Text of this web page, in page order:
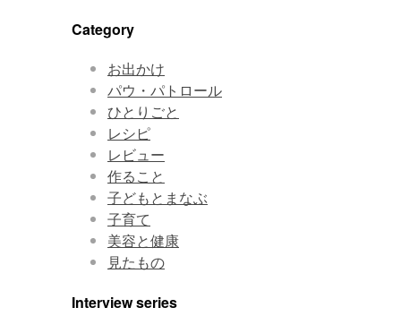
Category
お出かけ
パウ・パトロール
ひとりごと
レシピ
レビュー
作ること
子どもとまなぶ
子育て
美容と健康
見たもの
Interview series